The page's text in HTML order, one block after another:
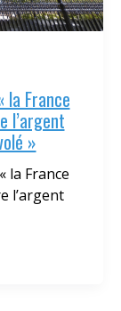
la France
l’argent
»
la France
l’argent